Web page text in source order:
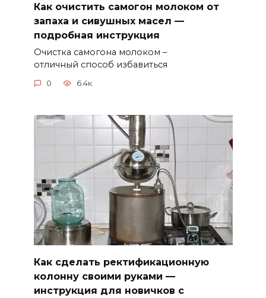
Как очистить самогон молоком от
запаха и сивушных масел —
подробная инструкция
Очистка самогона молоком –
отличный способ избавиться
0 6.4к.
Как сделать ректификационную
колонну своими руками —
инструкция для новичков с